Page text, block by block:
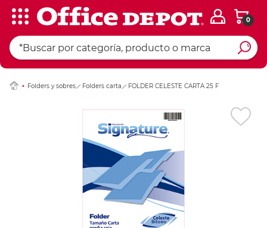
0
Folders y sobres Folders carta FOLDER CELESTE CARTA 25 F
Ingresar Codigo